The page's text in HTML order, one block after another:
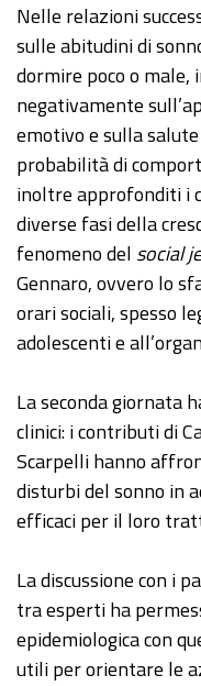
Nelle relazioni
sulle abitudini di
dormire poco o
negativamente
emotivo e sulla
probabilità di
inoltre approfonditi i
diverse fasi della
fenomeno del social
Gennaro, ovvero lo
orari sociali, spesso
adolescenti e
La seconda giornata
clinici: i contributi di
Scarpelli hanno
disturbi del sonno in
efficaci per il loro
La discussione con i
tra esperti ha
epidemiologica con
utili per orientare le